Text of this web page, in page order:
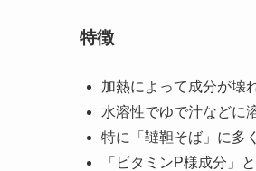
特徴
加熱によって成分が壊
水溶性でゆで汁などに
特に「韃靼そば」に多
「ビタミンP様成分」